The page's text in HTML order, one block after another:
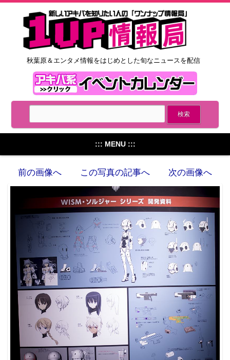
秋葉原＆エンタメ情報をはじめとした旬なニュースを配信
::: MENU :::
前の画像へ この写真の記事へ 次の画像へ